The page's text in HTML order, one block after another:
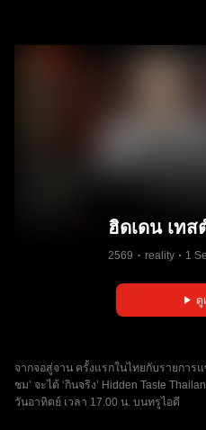
ฮิดเดน เท
2569 reality 1
ดู
จากจอสู่จาน ครั้งแรกในไทยกับรายการ
ชม’ จะได้ ‘กินจริง’ Hidden Taste
วันอาทิตย์ เวลา 17.00 น. บนทรูไอดี